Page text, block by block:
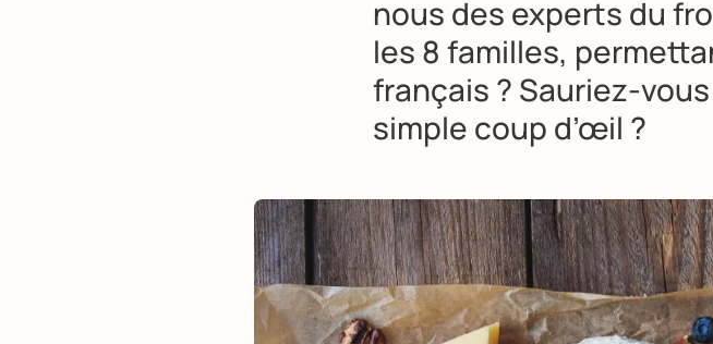
nous des experts du
les 8 familles,
français ? Sauriez-
simple coup d’œil ?